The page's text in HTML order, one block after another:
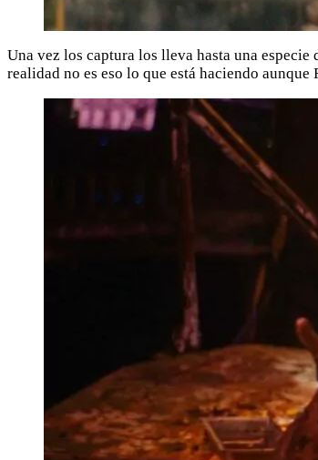
Una vez los captura los lleva hasta una
realidad no es eso lo que está haciendo